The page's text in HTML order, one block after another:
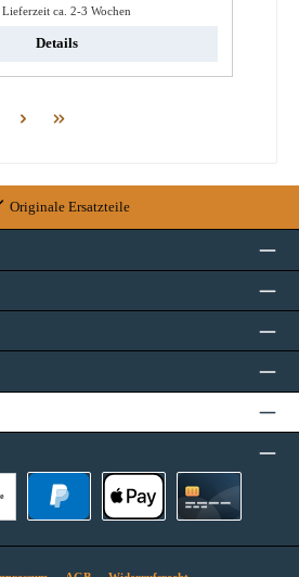
Lieferzeit ca. 2-3 Wochen
Details
Originale Ersatzteile